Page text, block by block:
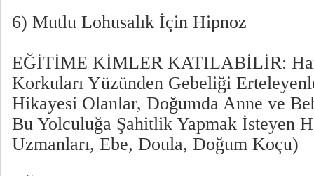
6) Mutlu Lohusalık İçin Hipnoz
EĞİTİME KİMLER KATILABİLİR:
Korkuları Yüzünden Gebeliği
Hikayesi Olanlar, Doğumda Anne ve
Bu Yolculuğa Şahitlik Yapmak İsteyen
Uzmanları, Ebe, Doula, Doğum Koçu)